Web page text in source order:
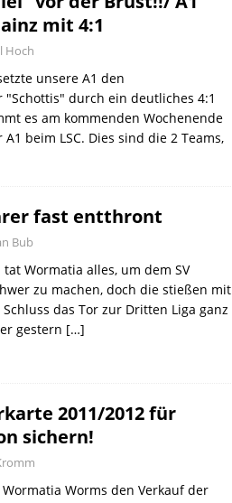
mit 4:1
Hoch
unsere A1 den
durch ein deutliches 4:1
es am kommenden Wochenende
beim LSC. Dies sind die 2 Teams,
fast entthront
Bub
Wormatia alles, um dem SV
zu machen, doch die stießen mit
das Tor zur Dritten Liga ganz
gestern […]
2011/2012 für
sichern!
Worms den Verkauf der